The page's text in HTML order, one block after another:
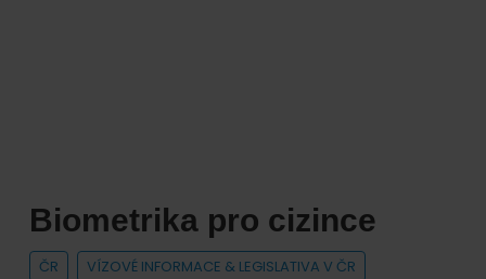
Biometrika pro cizince
ČR VÍZOVÉ INFORMACE & LEGISLATIVA V ČR